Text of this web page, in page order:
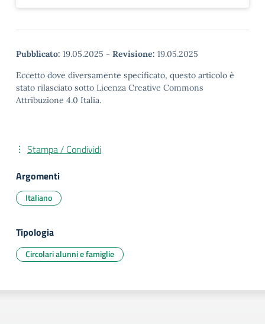
Pubblicato: 19.05.2025 - Revisione: 19.05.2025
Eccetto dove diversamente specificato, questo articolo è
stato rilasciato sotto Licenza Creative Commons
Attribuzione 4.0 Italia.
Stampa / Condividi
Argomenti
Italiano
Tipologia
Circolari alunni e famiglie